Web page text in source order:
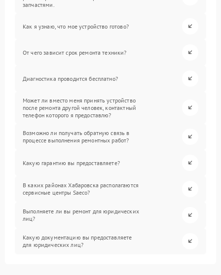
запчастями.
Как я узнаю, что мое устройство готово?
От чего зависит срок ремонта техники?
Диагностика проводится бесплатно?
Может ли вместо меня принять устройство
после ремонта другой человек, контактный
телефон которого я предоставлю?
Возможно ли получать обратную связь в
процессе выполнения ремонтных работ?
Какую гарантию вы предоставляете?
В каких районах Хабаровска располагаются
сервисные центры Saeco?
Выполняете ли вы ремонт для юридических
лиц?
Какую документацию вы предоставляете
для юридических лиц?